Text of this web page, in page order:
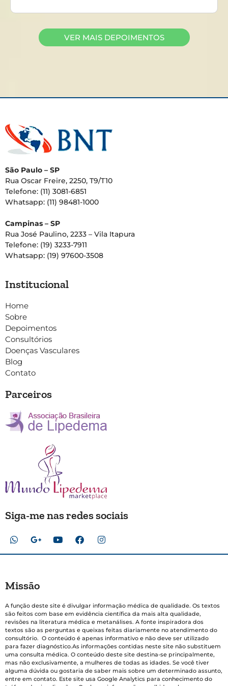
VER MAIS DEPOIMENTOS
São Paulo – SP
Rua Oscar Freire, 2250, T9/T10
Telefone: (11) 3081-6851
Whatsapp: (11) 98481-1000
Campinas – SP
Rua José Paulino, 2233 – Vila Itapura
Telefone: (19) 3233-7911
Whatsapp: (19) 97600-3508
Institucional
Home
Sobre
Depoimentos
Consultórios
Doenças Vasculares
Blog
Contato
Parceiros
Siga-me nas redes sociais
Missão
A função deste site é divulgar informação médica de qualidade. Os textos
são feitos com base em evidência científica da mais alta qualidade,
revisões na literatura médica e metanálises. A fonte inspiradora dos
textos são as perguntas e queixas feitas diariamente no atendimento do
consultório. O conteúdo é apenas informativo e não deve ser utilizado
para fazer diagnóstico.As informações contidas neste site não substituem
uma consulta médica. O conteúdo deste site destina-se principalmente,
mas não exclusivamente, a mulheres de todas as idades. Se você tiver
alguma dúvida ou gostaria de saber mais sobre um determinado assunto,
entre em contato. Este site usa Google Analytics para conhecimento do